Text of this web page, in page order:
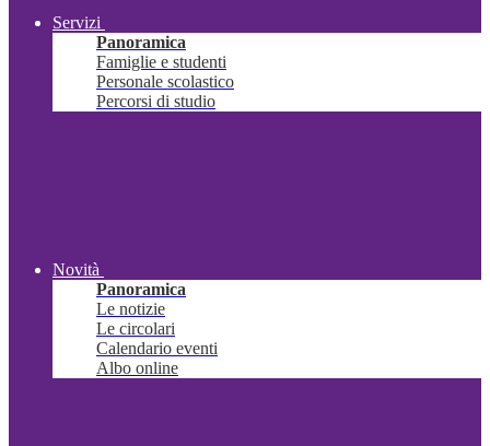
Servizi
Panoramica
Famiglie e studenti
Personale scolastico
Percorsi di studio
Novità
Panoramica
Le notizie
Le circolari
Calendario eventi
Albo online